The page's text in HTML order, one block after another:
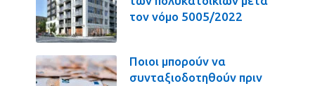
τον νόμο 5005/2022
Ποιοι μπορούν να
συνταξιοδοτηθούν πριν